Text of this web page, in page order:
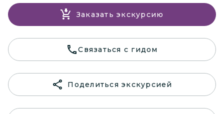
Заказать экскурсию
Связаться с гидом
Поделиться экскурсией